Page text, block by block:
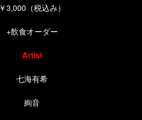
￥3,000（税込み）
+飲食オーダー
Artist
七海有希
絢音